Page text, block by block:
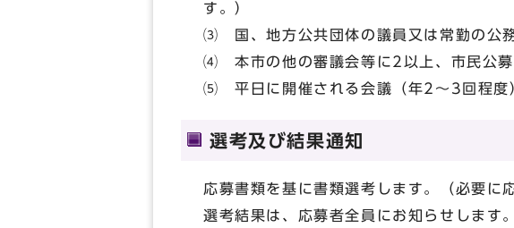
す。）
⑶ 国、地方公共団体の議員又は常勤の公
⑷ 本市の他の審議会等に2以上、市民公募
⑸ 平日に開催される会議（年2～3回程度
選考及び結果通知
応募書類を基に書類選考します。（必要に
選考結果は、応募者全員にお知らせします。